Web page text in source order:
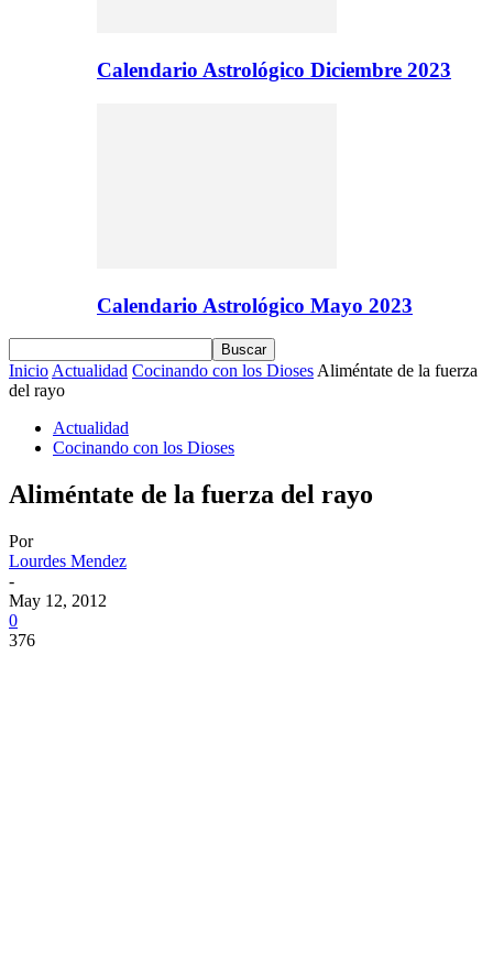
Calendario Astrológico Diciembre 2023
Calendario Astrológico Mayo 2023
Inicio Actualidad Cocinando con los Dioses Aliméntate de la fuerza
del rayo
Actualidad
Cocinando con los Dioses
Aliméntate de la fuerza del rayo
Por
Lourdes Mendez
-
May 12, 2012
0
376